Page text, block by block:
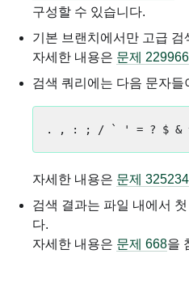
구성할 수 있습니다.
기본 브랜치에서만 고급
자세한 내용은 문제 229966
검색 쿼리에는 다음 문자들
자세한 내용은 문제 325234
검색 결과는 파일 내에서
다.
자세한 내용은 문제 668을